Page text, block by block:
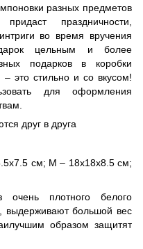
разных предметов
праздничности,
во время вручения
цельным и более
подарков в коробки
это стильно и со вкусом!
для оформления
друг в друга
см; M – 18х18х8.5 см;
очень плотного белого
выдерживают большой вес
образом защитят